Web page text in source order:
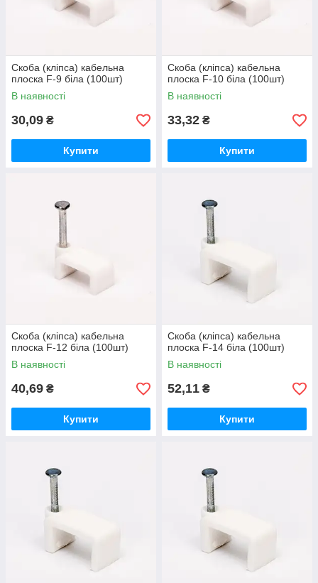
Скоба (кліпса) кабельна
плоска F-9 біла (100шт)
В наявності
30,09 ₴
Купити
Скоба (кліпса) кабельна
плоска F-10 біла (100шт)
В наявності
33,32 ₴
Купити
Скоба (кліпса) кабельна
плоска F-12 біла (100шт)
В наявності
40,69 ₴
Купити
Скоба (кліпса) кабельна
плоска F-14 біла (100шт)
В наявності
52,11 ₴
Купити